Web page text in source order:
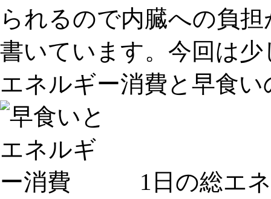
られるので内臓への負担
書いています。今回は
エネルギー消費と早食
1日の総エ